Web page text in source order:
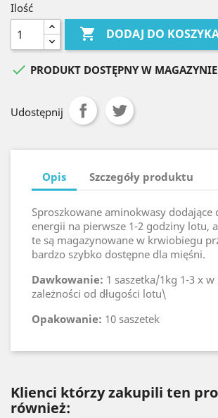
Ilość
 DODAJ DO
 PRODUKT DOSTĘPNY W MAGAZYNIE
Udostępnij
Opis Szczegóły produktu
Sproszkowane aminokwasy dodające
energii na pierwsze 1-2 godziny lotu,
te są magazynowane w krwiobiegu
bardzo szybko dostępne dla mięśni.
Dawkowanie: 1 saszetka/1kg 1-3 x
zależności od długości lotu\
Opakowanie: 10 saszetek
Klienci którzy zakupili ten
również: